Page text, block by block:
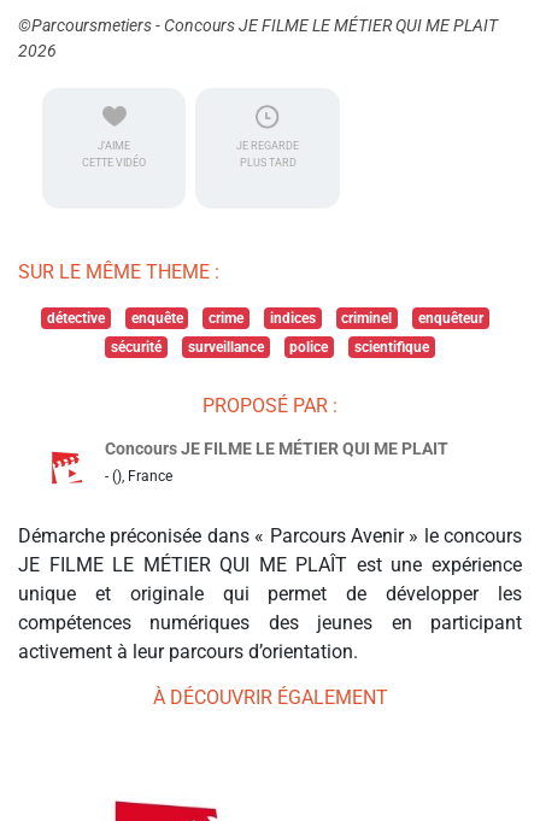
©Parcoursmetiers - Concours JE FILME LE MÉTIER QUI ME PLAIT
2026
J'AIME
CETTE VIDÉO
JE REGARDE
PLUS TARD
SUR LE MÊME THEME :
détective enquête crime indices criminel
enquêteur
sécurité
surveillance police scientifique
PROPOSÉ PAR :
Concours JE FILME LE MÉTIER QUI ME PLAIT
- (), France
Démarche préconisée dans « Parcours Avenir » le concours
JE FILME LE MÉTIER QUI ME PLAÎT est une expérience
unique et originale qui permet de développer les
compétences numériques des jeunes en participant
activement à leur parcours d’orientation.
À DÉCOUVRIR ÉGALEMENT